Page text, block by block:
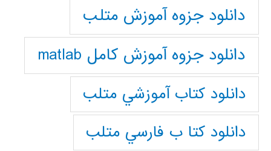
دانلود جزوه آموزش متلب
دانلود جزوه آموزش کامل matlab
دانلود كتاب آموزشي متلب
دانلود كتا ب فارسي متلب